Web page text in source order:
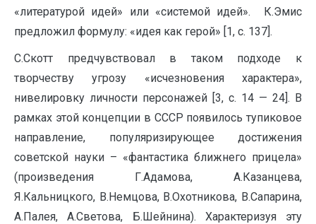
«литературой идей» или «системой идей». К.Эмис
предложил формулу: «идея как герой» [1, с. 137].
С.Скотт предчувствовал в таком подходе к
творчеству угрозу «исчезновения характера»,
нивелировку личности персонажей [3, с. 14 — 24]. В
рамках этой концепции в СССР появилось тупиковое
направление, популяризирующее достижения
советской науки – «фантастика ближнего прицела»
(произведения Г.Адамова, А.Казанцева,
Я.Кальницкого, В.Немцова, В.Охотникова, В.Сапарина,
А.Палея, А.Светова, Б.Шейнина). Характеризуя эту